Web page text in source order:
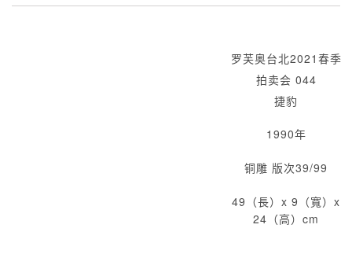
罗芙奥台北2021春季
拍卖会 044
捷豹
1990年
铜雕 版次39/99
49（長）x 9（寬）x
24（高）cm